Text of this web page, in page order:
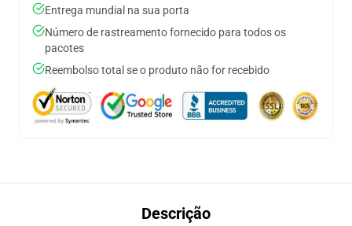
Entrega mundial na sua porta
Número de rastreamento fornecido para todos os
pacotes
Reembolso total se o produto não for recebido
Descrição